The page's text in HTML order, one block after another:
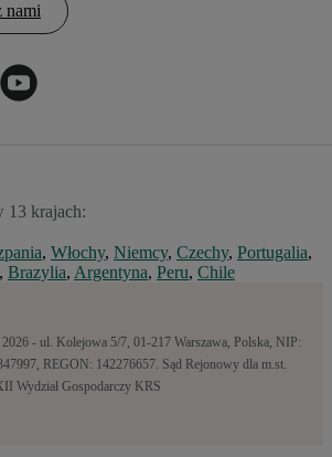
nami
13 krajach:
, Włochy, Niemcy, Czechy, Portugalia,
, Brazylia, Argentyna, Peru, Chile
- ul. Kolejowa 5/7, 01-217 Warszawa, Polska, NIP:
REGON: 142276657. Sąd Rejonowy dla m.st.
Wydział Gospodarczy KRS